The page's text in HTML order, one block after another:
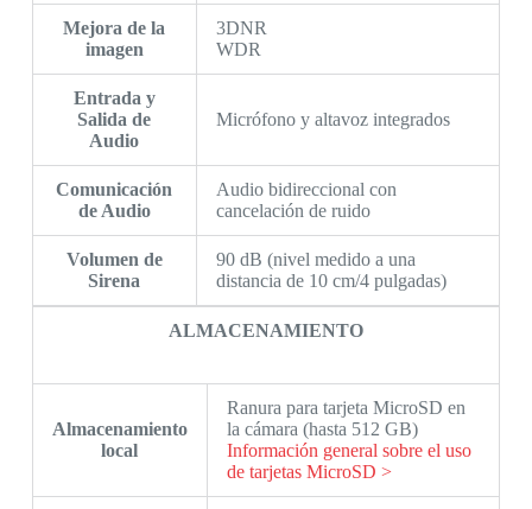
Mejora de la
imagen
3DNR
WDR
Entrada y
Salida de
Audio
Micrófono y altavoz integrados
Comunicación
de Audio
Audio bidireccional con
cancelación de ruido
Volumen de
Sirena
90 dB (nivel medido a una
distancia de 10 cm/4 pulgadas)
ALMACENAMIENTO
Almacenamiento
local
Ranura para tarjeta MicroSD en
la cámara (hasta 512 GB)
Información general sobre el uso
de tarjetas MicroSD >